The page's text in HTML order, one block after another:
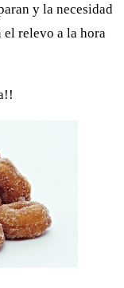
y la necesidad
el relevo a la hora